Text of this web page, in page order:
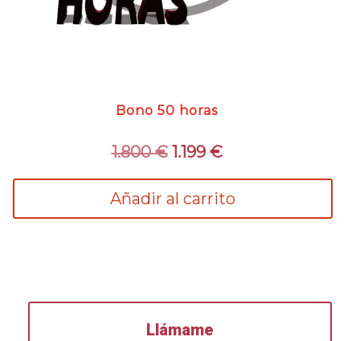
Bono 50 horas
1.800€ El
original
era:
1.199 €El
actual
es:
Añadir al carrito
Llámame